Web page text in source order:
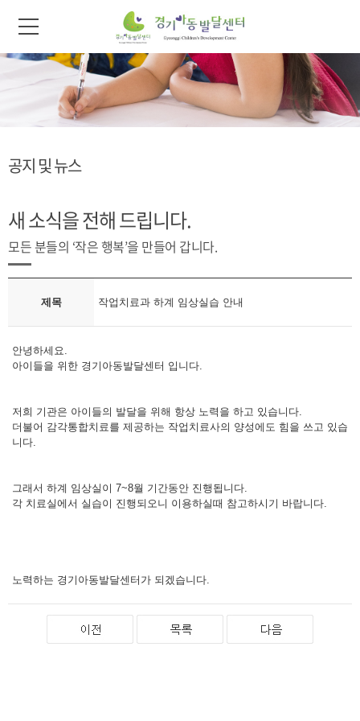
공지 및 뉴스
새 소식을 전해 드립니다.
모든 분들의 ‘작은 행복’을 만들어 갑니다.
제목 작업치료과 하계 임상실습 안내
안녕하세요.
아이들을 위한 경기아동발달센터 입니다.
저희 기관은 아이들의 발달을 위해 항상 노력을 하고 있습니다.
더불어 감각통합치료를 제공하는 작업치료사의 양성에도 힘을 쓰고 있습
니다.
그래서 하계 임상실이 7~8월 기간동안 진행됩니다.
각 치료실에서 실습이 진행되오니 이용하실때 참고하시기 바랍니다.
노력하는 경기아동발달센터가 되겠습니다.